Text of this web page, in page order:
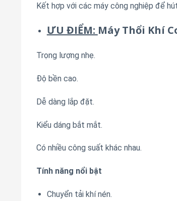
Kết hợp với các máy công nghiệp để
ƯU ĐIỂM: Máy Thổi Khí
Trọng lượng nhẹ.
Độ bền cao.
Dễ dàng lắp đặt.
Kiểu dáng bắt mắt.
Có nhiều công suất khác nhau.
Tính năng nổi bật
Chuyển tải khí nén.